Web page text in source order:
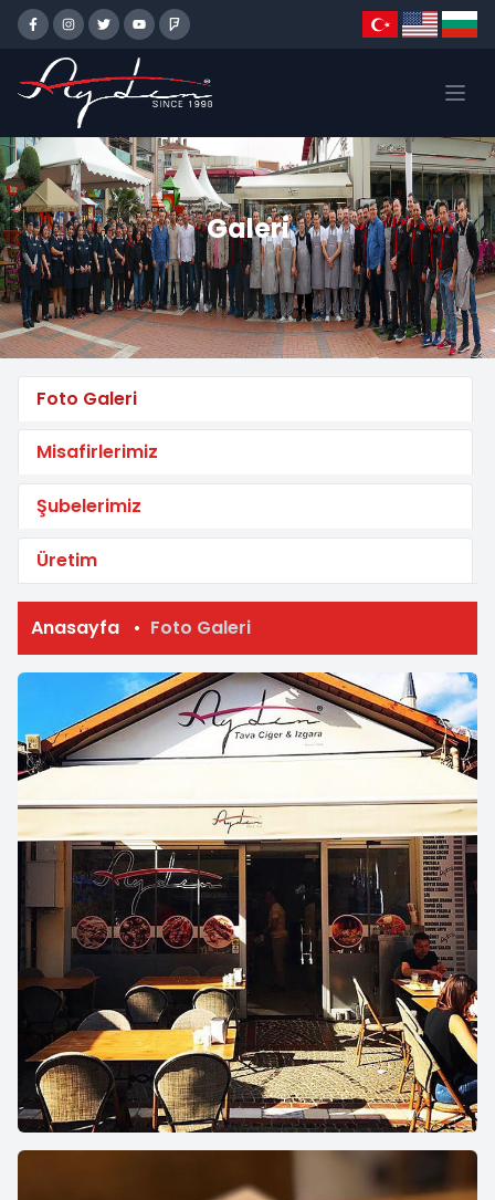
Galeri
Foto Galeri
Misafirlerimiz
Şubelerimiz
Üretim
Anasayfa Foto Galeri